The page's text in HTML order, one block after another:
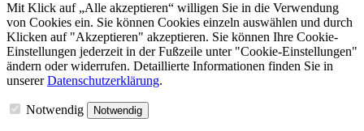
Mit Klick auf „Alle akzeptieren“ willigen Sie in die Verwendung
von Cookies ein. Sie können Cookies einzeln auswählen und durch
Klicken auf "Akzeptieren" akzeptieren. Sie können Ihre Cookie-
Einstellungen jederzeit in der Fußzeile unter "Cookie-Einstellungen"
ändern oder widerrufen. Detaillierte Informationen finden Sie in
unsererDatenschutzerklärung.
Notwendig Notwendig